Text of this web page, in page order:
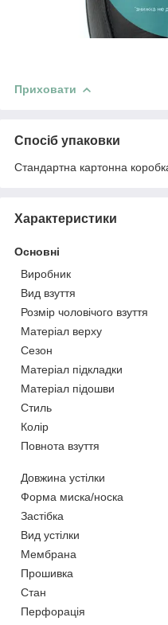
Приховати
Спосіб упаковки
Стандартна картонна
Характеристики
Основні
Виробник
Вид взуття
Розмір чоловічого взуття
Матеріал верху
Сезон
Матеріал підкладки
Матеріал підошви
Стиль
Колір
Повнота взуття
Довжина устілки
Форма миска/носка
Застібка
Вид устілки
Мембрана
Прошивка
Стан
Перфорація